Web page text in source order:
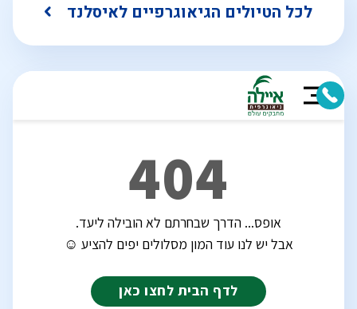
לכל הטיולים הגיאוגרפיים לאיסלנד